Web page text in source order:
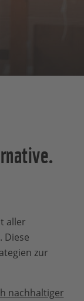
aller
Diese
zur
nachhaltiger